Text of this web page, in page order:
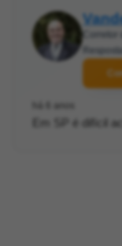
Corretor
há 6 anos
Em SP é difícil